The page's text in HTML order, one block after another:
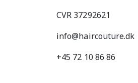
CVR 37292621
info@haircouture.dk
+45 72 10 86 86